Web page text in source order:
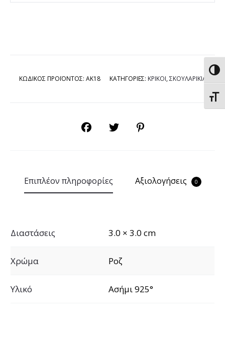
ΚΩΔΙΚΟΣ ΠΡΟΪΟΝΤΟΣ: AK18 ΚΑΤΗΓΟΡΙΕΣ: ΚΡΙΚΟΙ,ΣΚΟΥΛΑΡΙΚΙΑ
SHARE
Επιπλέον πληροφορίες Αξιολογήσεις 0
Διαστάσεις 3.0 × 3.0 cm
Χρώμα Ροζ
Υλικό Ασήμι 925°